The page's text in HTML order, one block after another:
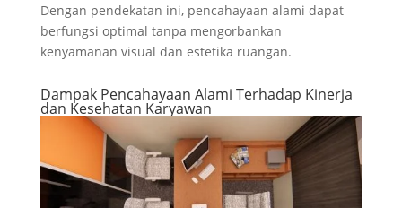
Dengan pendekatan ini, pencahayaan alami dapat
berfungsi optimal tanpa mengorbankan
kenyamanan visual dan estetika ruangan.
Dampak Pencahayaan Alami Terhadap Kinerja
dan Kesehatan Karyawan